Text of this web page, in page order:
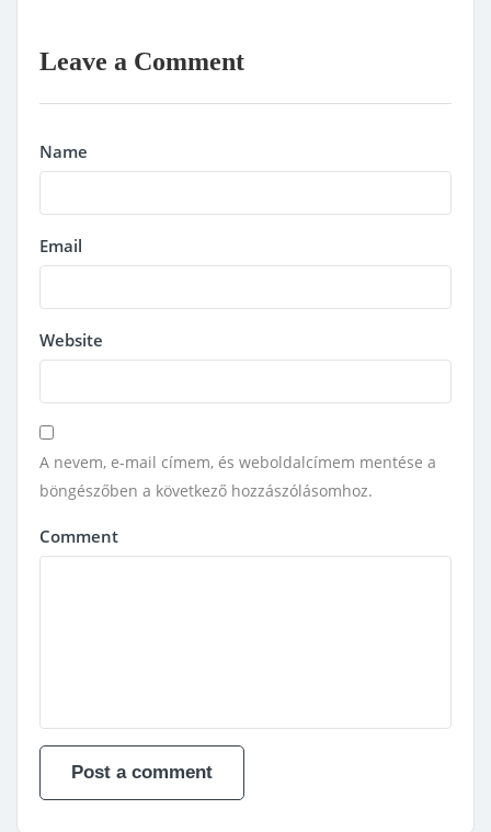
Leave a Comment
Name
Email
Website
A nevem, e-mail címem, és weboldalcímem mentése a
böngészőben a következő hozzászólásomhoz.
Comment